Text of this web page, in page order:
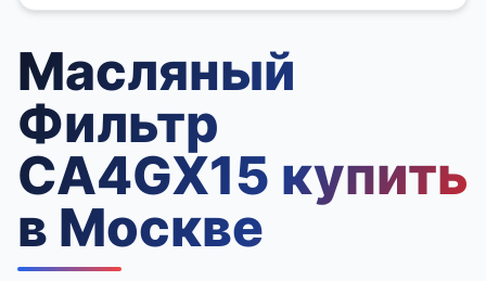
Масляный
Фильтр
CA4GX15 купить
в Москве